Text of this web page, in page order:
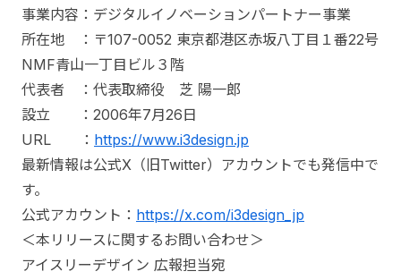
事業内容：デジタルイノベーションパートナー事業
所在地 ：〒107-0052 東京都港区赤坂八丁目１番22号
NMF青山一丁目ビル３階
代表者 ：代表取締役 芝 陽一郎
設立 ：2006年7月26日
URL ： https://www.i3design.jp
最新情報は公式X（旧Twitter）アカウントでも発信中で
す。
公式アカウント： https://x.com/i3design_jp
＜本リリースに関するお問い合わせ＞
アイスリーデザイン 広報担当宛